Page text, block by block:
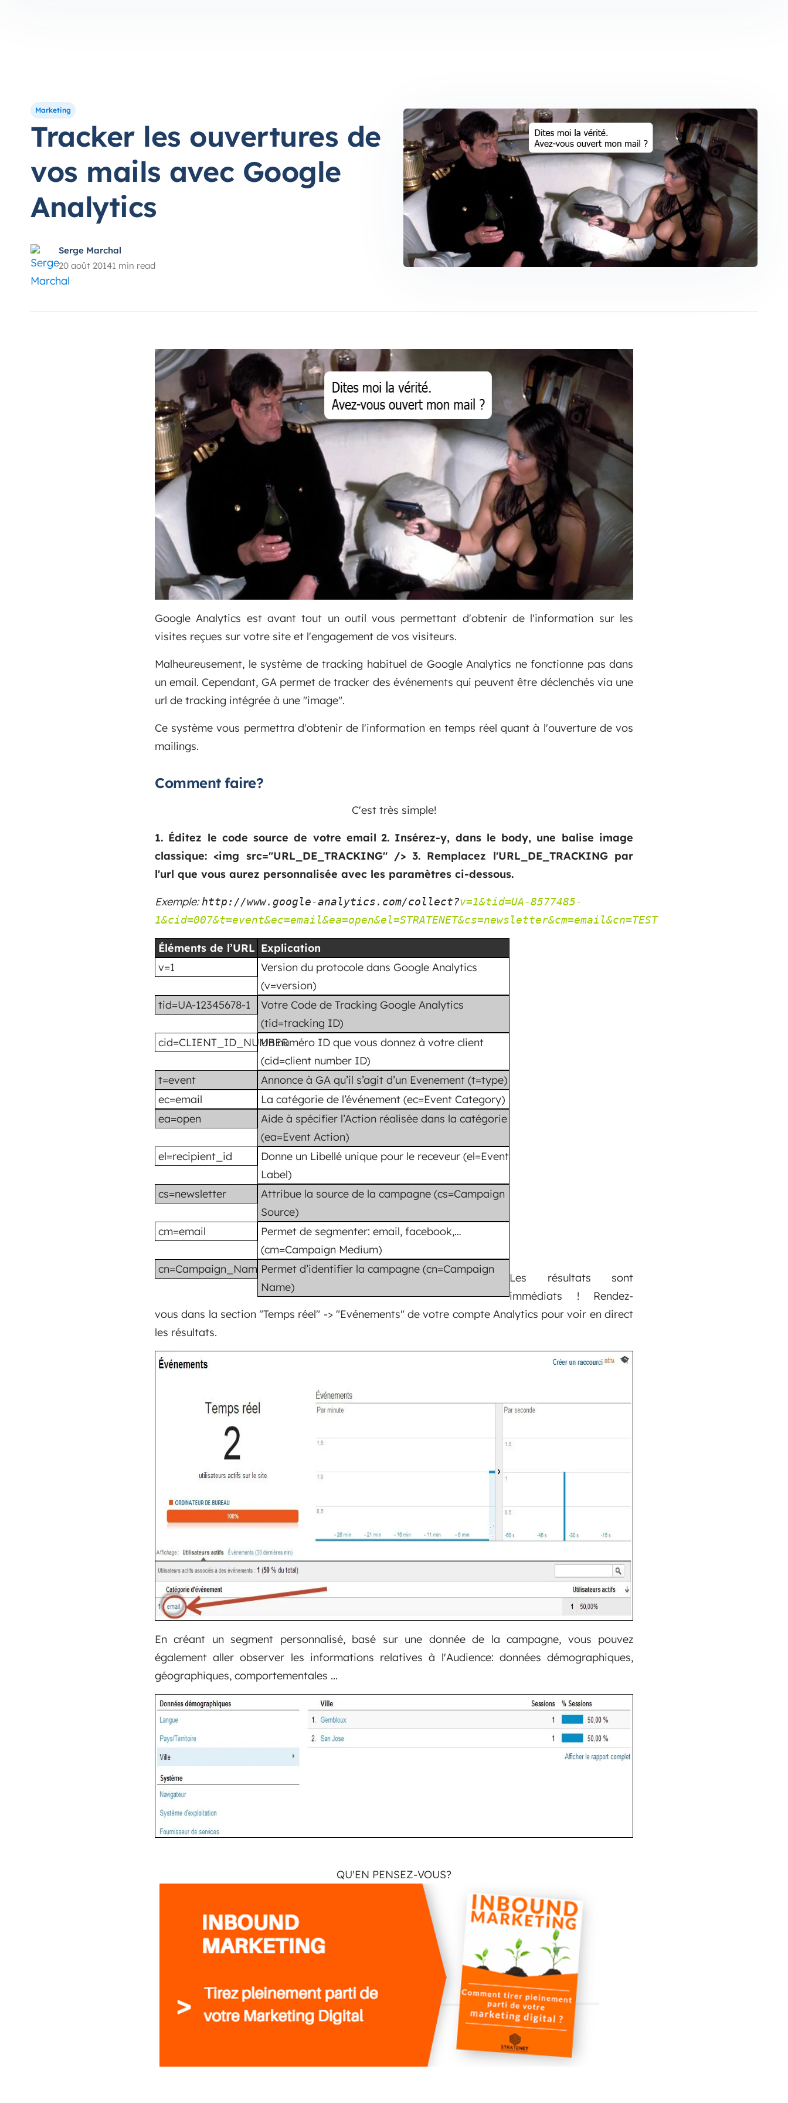
Marketing
Tracker les ouvertures de
vos mails avec Google
Analytics
Serge Marchal
20 août 20141 min read
Google Analytics est avant tout un outil vous permettant d'obtenir de l'information sur les
visites reçues sur votre site et l'engagement de vos visiteurs.
Malheureusement, le système de tracking habituel de Google Analytics ne fonctionne pas dans
un email. Cependant, GA permet de tracker des événements qui peuvent être déclenchés via une
url de tracking intégrée à une "image".
Ce système vous permettra d'obtenir de l'information en temps réel quant à l'ouverture de vos
mailings.
Comment faire?
C'est très simple!
1. Éditez le code source de votre email 2. Insérez-y, dans le body, une balise image
classique: <img src="URL_DE_TRACKING" /> 3. Remplacez l'URL_DE_TRACKING par
l'url que vous aurez personnalisée avec les paramètres ci-dessous.
Exemple:http://www.google-analytics.com/collect?v=1&tid=UA-8577485-
1&cid=007&t=event&ec=email&ea=open&el=STRATENET&cs=newsletter&cm=email&cn=TEST
Éléments de l’URL Explication
v=1
Version du protocole dans Google Analytics
(v=version)
tid=UA-12345678-1
Votre Code de Tracking Google Analytics
(tid=tracking ID)
cid=CLIENT_ID_NUMBERUn numéro ID que vous donnez à votre client
(cid=client number ID)
t=event
Annonce à GA qu’il s’agit d’un Evenement (t=type)
ec=email
La catégorie de l’événement (ec=Event Category)
ea=open
Aide à spécifier l’Action réalisée dans la catégorie
(ea=Event Action)
el=recipient_id
Donne un Libellé unique pour le receveur (el=Event
Label)
cs=newsletter
Attribue la source de la campagne (cs=Campaign
Source)
cm=email
Permet de segmenter: email, facebook,…
(cm=Campaign Medium)
cn=Campaign_NamePermet d’identifier la campagne (cn=Campaign
Name)
Les résultats sont
immédiats ! Rendez-
vous dans la section "Temps réel" -> "Evénements" de votre compte Analytics pour voir en direct
les résultats.
En créant un segment personnalisé, basé sur une donnée de la campagne, vous pouvez
également aller observer les informations relatives à l'Audience: données démographiques,
géographiques, comportementales ...
QU'EN PENSEZ-VOUS?